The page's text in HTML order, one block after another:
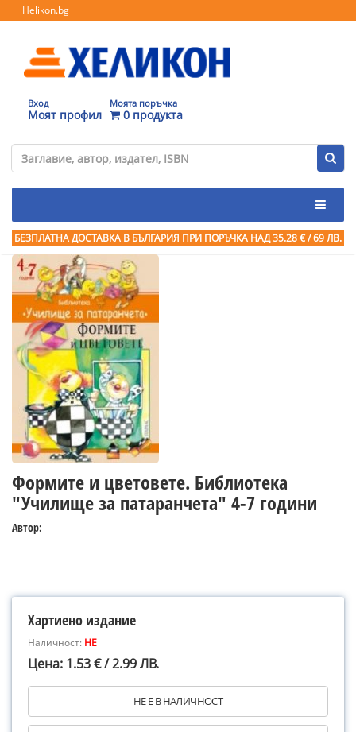
Helikon.bg
Вход
Моят профил
Моята поръчка
0 продукта
БЕЗПЛАТНА ДОСТАВКА В БЪЛГАРИЯ ПРИ ПОРЪЧКА НАД 35.28 € / 69 ЛВ.
Формите и цветовете. Библиотека
"Училище за патаранчета" 4-7 години
Автор:
Хартиено издание
Наличност: НЕ
Цена: 1.53 € / 2.99 ЛВ.
НЕ Е В НАЛИЧНОСТ